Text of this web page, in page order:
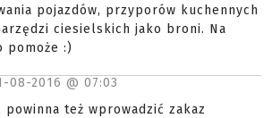
pojazdów, przyporów kuchennych
ciesielskich jako broni. Na
pomoże :)
08-2016 @ 07:03
powinna też wprowadzić zakaz